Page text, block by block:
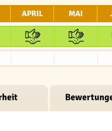
APRIL MAI